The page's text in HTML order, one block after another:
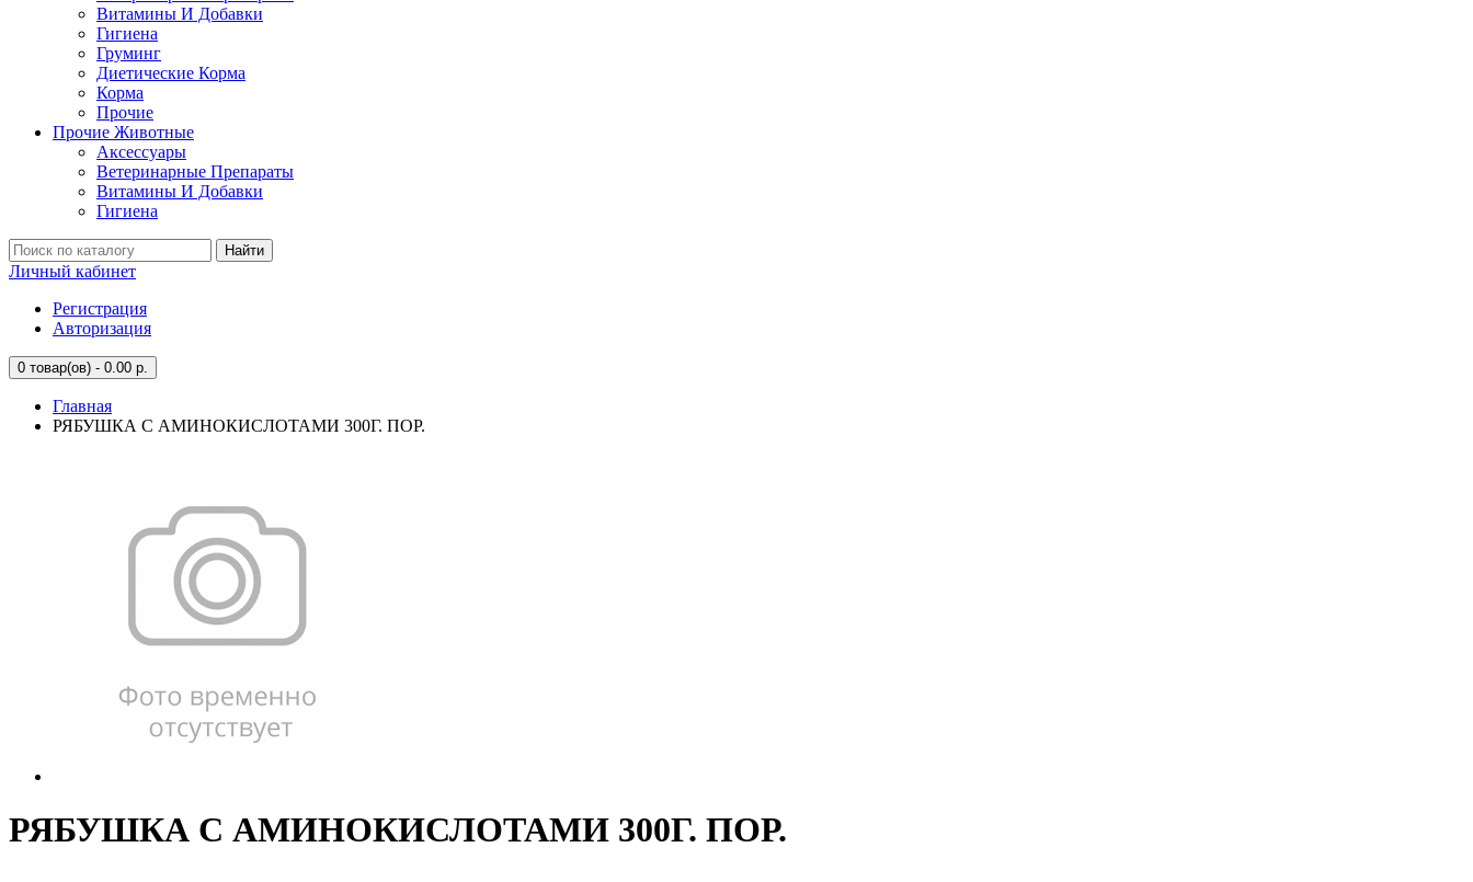
Витамины И Добавки
Гигиена
Груминг
Диетические Корма
Корма
Прочие
Прочие Животные
Аксессуары
Ветеринарные Препараты
Витамины И Добавки
Гигиена
Найти
Личный кабинет
Регистрация
Авторизация
0 товар(ов) - 0.00 р.
Главная
РЯБУШКА С АМИНОКИСЛОТАМИ 300Г. ПОР.
РЯБУШКА С АМИНОКИСЛОТАМИ 300Г. ПОР.